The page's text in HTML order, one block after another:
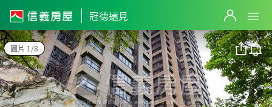
冠德遠見
圖片 1/8